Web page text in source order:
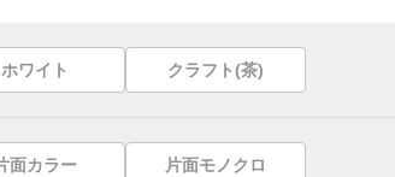
ホワイト クラフト(茶)
面カラー 片面モノクロ